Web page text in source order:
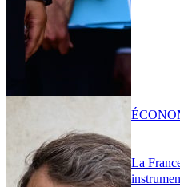
La